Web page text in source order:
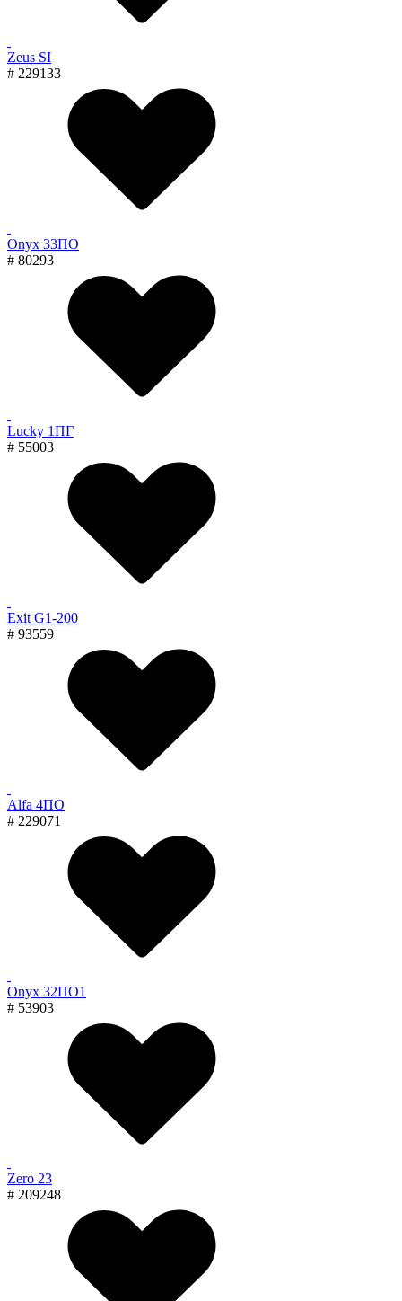
Zeus SI
# 229133
Onyx 33ПО
# 80293
Lucky 1ПГ
# 55003
Exit G1-200
# 93559
Alfa 4ПО
# 229071
Onyx 32ПО1
# 53903
Zero 23
# 209248